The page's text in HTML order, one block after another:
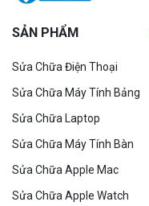
SẢN PHẨM
Sửa Chữa Điện Thoại
Sửa Chữa Máy Tính Bảng
Sửa Chữa Laptop
Sửa Chữa Máy Tính Bàn
Sửa Chữa Apple Mac
Sửa Chữa Apple Watch